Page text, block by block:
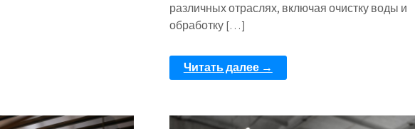
различных отраслях, включая очистку воды и
обработку […]
Читать далее →